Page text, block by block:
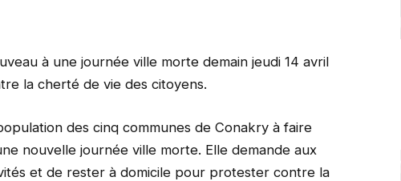
à une journée ville morte demain jeudi 14 avril
la cherté de vie des citoyens.
des cinq communes de Conakry à faire
nouvelle journée ville morte. Elle demande aux
et de rester à domicile pour protester contre la